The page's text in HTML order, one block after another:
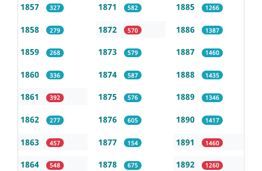
1857 327
1858 279
1859 268
1860 336
1861 392
1862 277
1863 457
1864 548
1871 582
1872 570
1873 579
1874 587
1875 576
1876 605
1877 154
1878 675
1885 1266
1886 1387
1887 1460
1888 1435
1889 1346
1890 1417
1891 1460
1892 1260